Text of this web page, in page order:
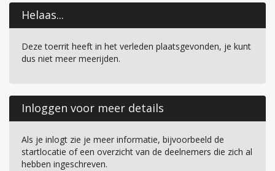
Helaas...
Deze toerrit heeft in het verleden plaatsgevonden, je kunt
dus niet meer meerijden.
Inloggen voor meer details
Als je inlogt zie je meer informatie, bijvoorbeeld de
startlocatie of een overzicht van de deelnemers die zich al
hebben ingeschreven.
Lid worden
Over Motormaatje